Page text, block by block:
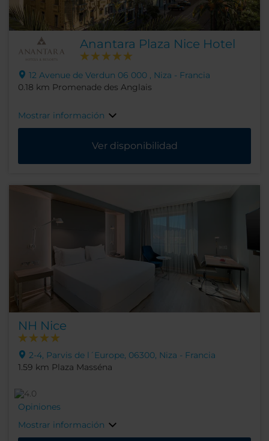
Anantara Plaza Nice Hotel
12 Avenue de Verdun 06 000 , Niza - Francia
0.18 km Promenade des Anglais
Mostrar información
Ver disponibilidad
NH Nice
2-4, Parvis de l´Europe, 06300, Niza - Francia
1.59 km Plaza Masséna
Opiniones
Mostrar información